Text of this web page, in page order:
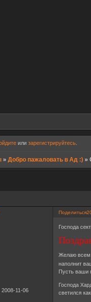
или зарегистрируйтесь.
»Добро пажаловать в Ад :) »
Поделиться
2008-11-06
Господа
Желаю всем
наполнит
Пусть ваши
Господа
светился